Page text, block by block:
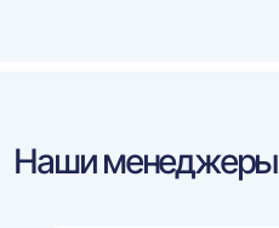
Наши менеджеры